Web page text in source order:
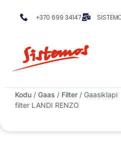
+370 699 34147
Kodu / Gaas / Filter / Gaasiklapi
filter LANDI RENZO